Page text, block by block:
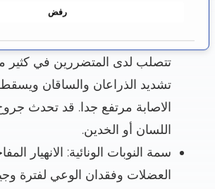
ة
رفض
سمة النوبات التوترية: تشنجات
تتصلب لدى المتضررين في كثير
تشديد الذراعان والساقان
الاصابة مرتفع جدا. قد تحدث
اللسان أو الخدين.
سمة النوبات الونائية: الانهيار
العضلات وفقدان الوعي لفترة